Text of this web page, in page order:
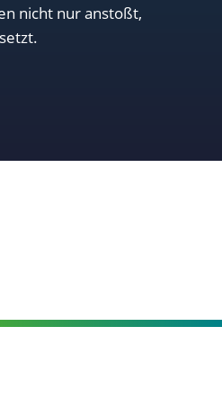
nicht nur anstoßt,